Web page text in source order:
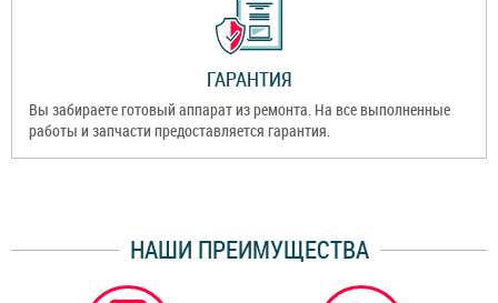
ГАРАНТИЯ
Вы забираете готовый аппарат из ремонта. На все выполненные
работы и запчасти предоставляется гарантия.
НАШИ ПРЕИМУЩЕСТВА